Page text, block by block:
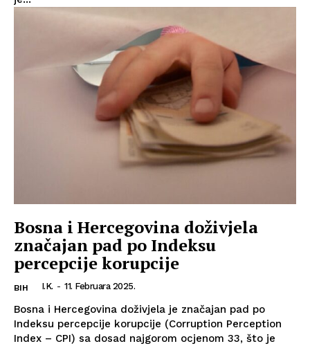
Bosna i Hercegovina doživjela
značajan pad po Indeksu
percepcije korupcije
BIH I.K. - 11. Februara 2025.
Bosna i Hercegovina doživjela je značajan pad po
Indeksu percepcije korupcije (Corruption Perception
Index – CPI) sa dosad najgorom ocjenom 33, što je